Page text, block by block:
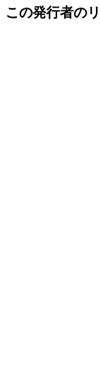
この発行者の